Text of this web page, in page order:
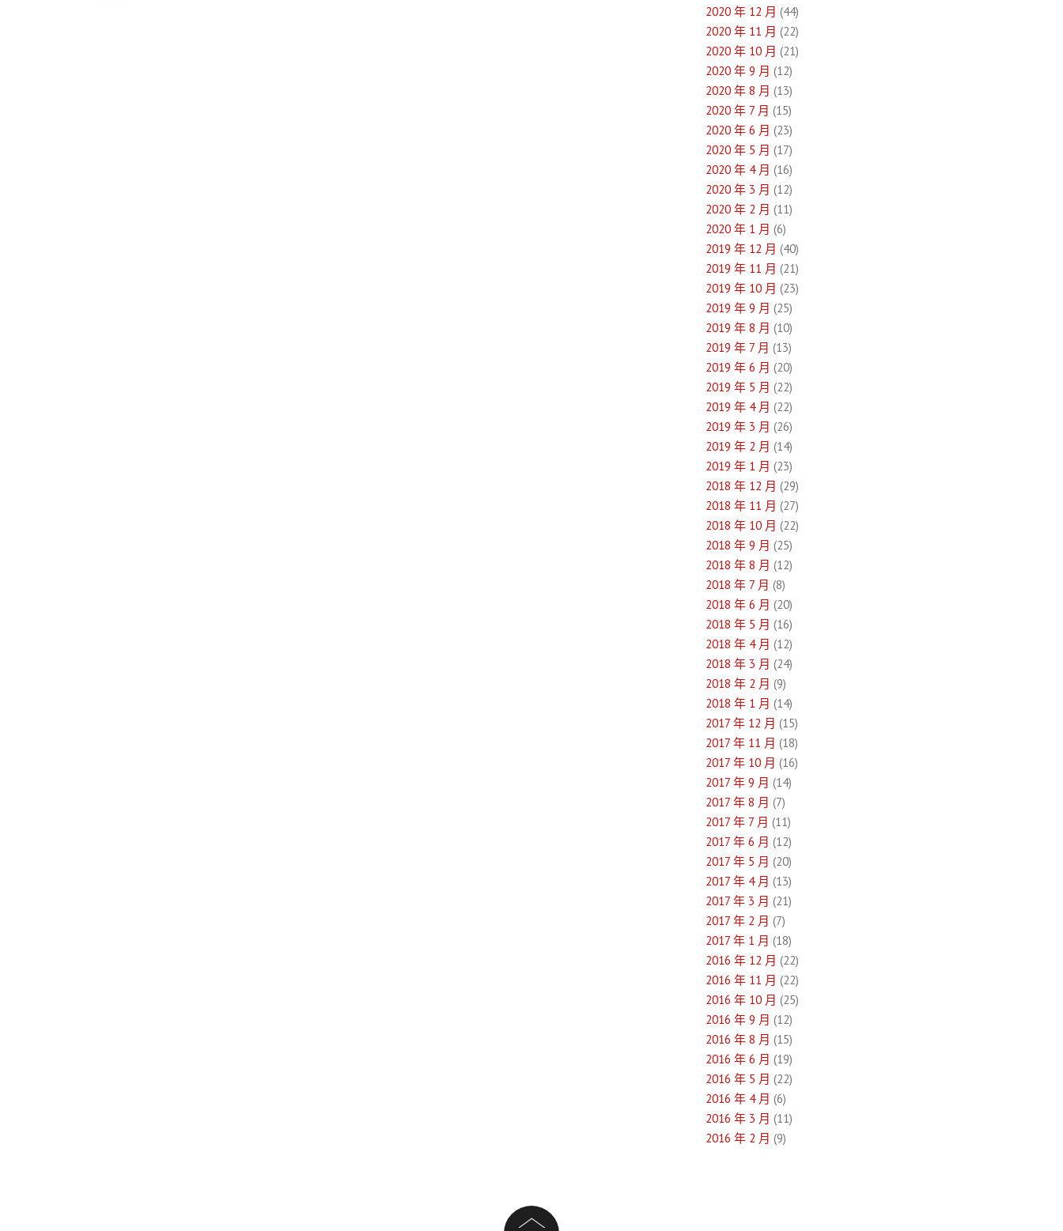
2020 年 12 月 (44)
2020 年 11 月 (22)
2020 年 10 月 (21)
2020 年 9 月 (12)
2020 年 8 月 (13)
2020 年 7 月 (15)
2020 年 6 月 (23)
2020 年 5 月 (17)
2020 年 4 月 (16)
2020 年 3 月 (12)
2020 年 2 月 (11)
2020 年 1 月 (6)
2019 年 12 月 (40)
2019 年 11 月 (21)
2019 年 10 月 (23)
2019 年 9 月 (25)
2019 年 8 月 (10)
2019 年 7 月 (13)
2019 年 6 月 (20)
2019 年 5 月 (22)
2019 年 4 月 (22)
2019 年 3 月 (26)
2019 年 2 月 (14)
2019 年 1 月 (23)
2018 年 12 月 (29)
2018 年 11 月 (27)
2018 年 10 月 (22)
2018 年 9 月 (25)
2018 年 8 月 (12)
2018 年 7 月 (8)
2018 年 6 月 (20)
2018 年 5 月 (16)
2018 年 4 月 (12)
2018 年 3 月 (24)
2018 年 2 月 (9)
2018 年 1 月 (14)
2017 年 12 月 (15)
2017 年 11 月 (18)
2017 年 10 月 (16)
2017 年 9 月 (14)
2017 年 8 月 (7)
2017 年 7 月 (11)
2017 年 6 月 (12)
2017 年 5 月 (20)
2017 年 4 月 (13)
2017 年 3 月 (21)
2017 年 2 月 (7)
2017 年 1 月 (18)
2016 年 12 月 (22)
2016 年 11 月 (22)
2016 年 10 月 (25)
2016 年 9 月 (12)
2016 年 8 月 (15)
2016 年 6 月 (19)
2016 年 5 月 (22)
2016 年 4 月 (6)
2016 年 3 月 (11)
2016 年 2 月 (9)